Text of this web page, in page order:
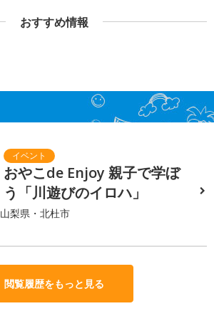
おすすめ情報
おやこde Enjoy 親子で学ぼ
う「川遊びのイロハ」
山梨県・北杜市
閲覧履歴をもっと見る